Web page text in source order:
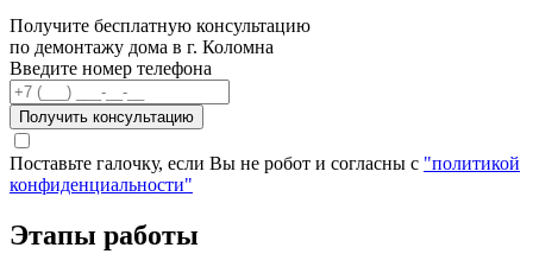
Получите бесплатную консультацию
по демонтажу дома в г. Коломна
Введите номер телефона
Получить консультацию
Поставьте галочку, если Вы не робот и согласны с "политикой
конфиденциальности"
Этапы работы